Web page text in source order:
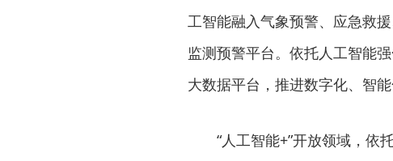
工智能融入气象预警、应急救
监测预警平台。依托人工智能
大数据平台，推进数字化、智能
“人工智能+”开放领域，依